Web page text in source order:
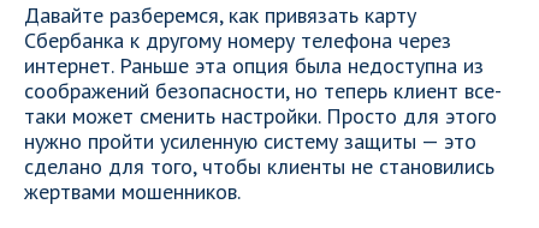
Давайте разберемся, как привязать карту
Сбербанка к другому номеру телефона через
интернет. Раньше эта опция была недоступна из
соображений безопасности, но теперь клиент все-
таки может сменить настройки. Просто для этого
нужно пройти усиленную систему защиты — это
сделано для того, чтобы клиенты не становились
жертвами мошенников.